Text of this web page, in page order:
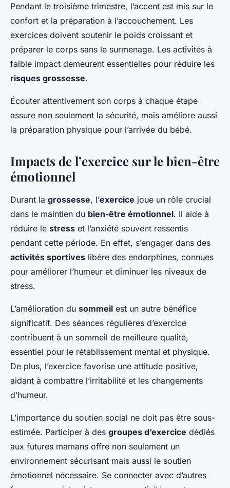
Pendant le troisième trimestre, l’accent est mis sur le
confort et la préparation à l’accouchement. Les
exercices doivent soutenir le poids croissant et
préparer le corps sans le surmenage. Les activités à
faible impact demeurent essentielles pour réduire les
risques grossesse.
Écouter attentivement son corps à chaque étape
assure non seulement la sécurité, mais améliore aussi
la préparation physique pour l’arrivée du bébé.
Impacts de l’exercice sur le bien-être
émotionnel
Durant la grossesse, l’exercice joue un rôle crucial
dans le maintien du bien-être émotionnel. Il aide à
réduire le stress et l’anxiété souvent ressentis
pendant cette période. En effet, s’engager dans des
activités sportives libère des endorphines, connues
pour améliorer l’humeur et diminuer les niveaux de
stress.
L’amélioration du sommeil est un autre bénéfice
significatif. Des séances régulières d’exercice
contribuent à un sommeil de meilleure qualité,
essentiel pour le rétablissement mental et physique.
De plus, l’exercice favorise une attitude positive,
aidant à combattre l’irritabilité et les changements
d’humeur.
L’importance du soutien social ne doit pas être sous-
estimée. Participer à des groupes d’exercice dédiés
aux futures mamans offre non seulement un
environnement sécurisant mais aussi le soutien
émotionnel nécessaire. Se connecter avec d’autres